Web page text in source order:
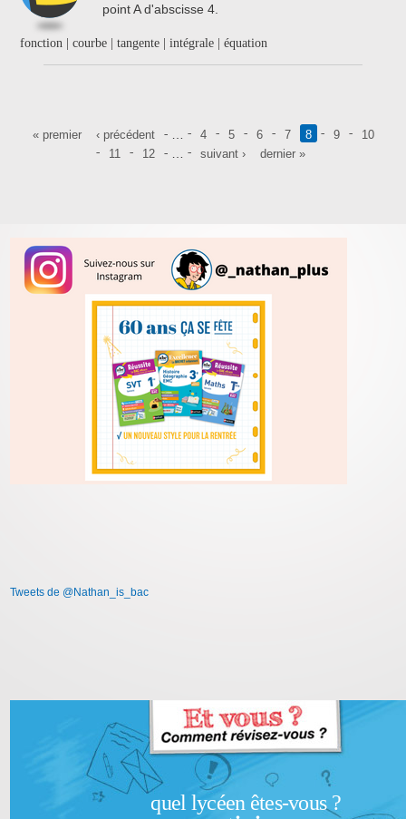
point A d'abscisse 4.
fonction | courbe | tangente | intégrale | équation
Pages
« premier ‹ précédent 4 5 6 7 8 9
10
11
12 suivant › dernier »
Tweets de @Nathan_is_bac
quel lycéen êtes-vous ?